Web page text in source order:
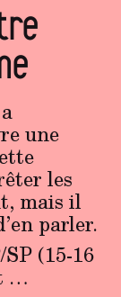
une
les
mais il
parler.
(15-16
…